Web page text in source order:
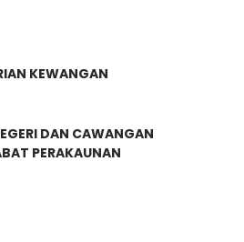
KEWANGAN
DAN CAWANGAN
PERAKAUNAN